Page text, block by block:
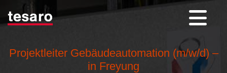
Projektleiter Gebäudeautomation (m/w/d) –
in Freyung